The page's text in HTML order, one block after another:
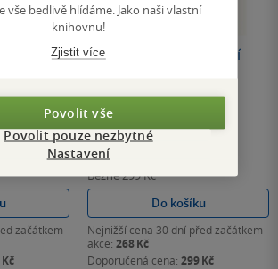
začátkem
AKCE
Láska za mizerných dní
Ewald Arenz
4.2
z
5
hvězdiček
měkká vazba
199 Kč
Běžně299 Kč
Do košíku
Nejnižší cena 30 dní před začátkem
akce: 268 Kč
Doporučená cena: 299 Kč
vše bedlivě hlídáme. Jako naši vlastní
knihovnu!
Zjistit více
Povolit vše
Povolit pouze nezbytné
Nastavení